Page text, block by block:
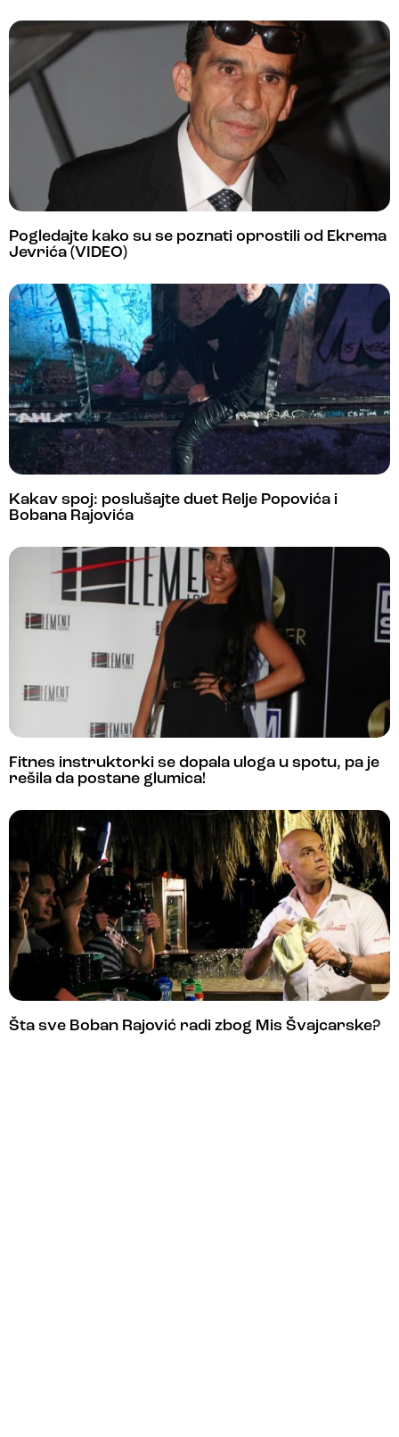
Pogledajte kako su se poznati oprostili od Ekrema
Jevrića (VIDEO)
Kakav spoj: poslušajte duet Relje Popovića i
Bobana Rajovića
Fitnes instruktorki se dopala uloga u spotu, pa je
rešila da postane glumica!
Šta sve Boban Rajović radi zbog Mis Švajcarske?